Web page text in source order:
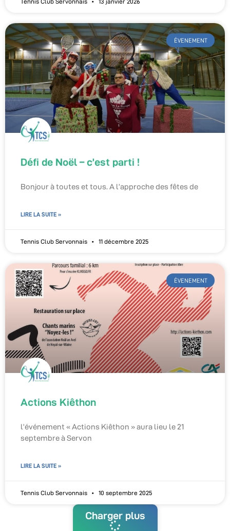
Tennis Club Servonnais 13 janvier 2026
ÉVENEMENT
Défi de Noël – c’est parti !
Bonjour à toutes et tous. A l’approche des fêtes de
LIRE LA SUITE »
Tennis Club Servonnais 11 décembre 2025
ÉVENEMENT
Actions Kiêthon
l’événement « Actions Kiêthon » aura lieu le 21
septembre à Servon
LIRE LA SUITE »
Tennis Club Servonnais 10 septembre 2025
Charger plus